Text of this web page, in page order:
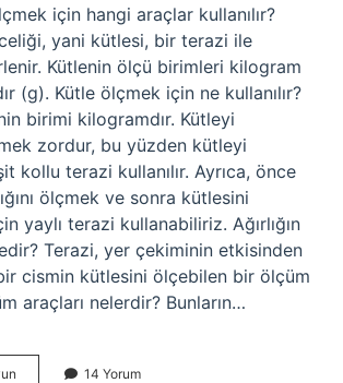
için hangi araçlar kullanılır?
yani kütlesi, bir terazi ile
Kütlenin ölçü birimleri kilogram
(g). Kütle ölçmek için ne kullanılır?
birimi kilogramdır. Kütleyi
zordur, bu yüzden kütleyi
kollu terazi kullanılır. Ayrıca, önce
ölçmek ve sonra kütlesini
yaylı terazi kullanabiliriz. Ağırlığın
Terazi, yer çekiminin etkisinden
cismin kütlesini ölçebilen bir ölçüm
araçları nelerdir? Bunların…
14 Yorum